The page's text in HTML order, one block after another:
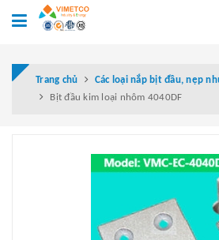
Trang chủ
Các loại nắp bịt đầu, nẹp
Bịt đầu kim loại nhôm 4040DF